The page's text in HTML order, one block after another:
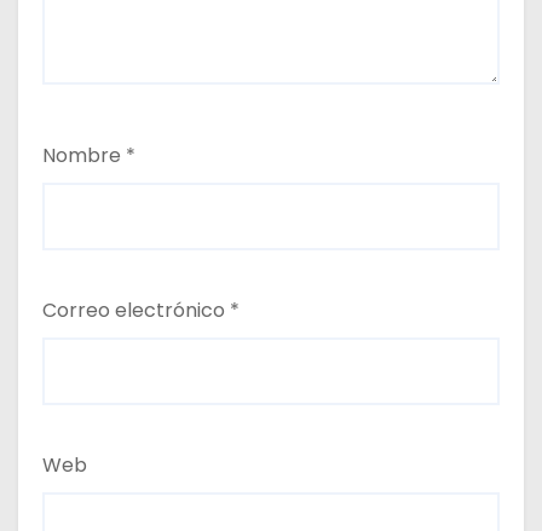
Nombre *
Correo electrónico *
Web